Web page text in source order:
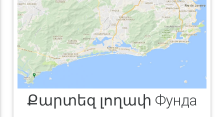
Քարտեզ լողափ Фунда